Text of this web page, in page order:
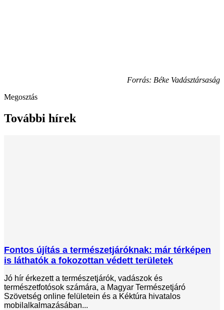
Forrás: Béke Vadásztársaság
Megosztás
További hírek
Fontos újítás a természetjáróknak: már térképen
is láthatók a fokozottan védett területek
Jó hír érkezett a természetjárók, vadászok és
természetfotósok számára, a Magyar Természetjáró
Szövetség online felületein és a Kéktúra hivatalos
mobilalkalmazásában...